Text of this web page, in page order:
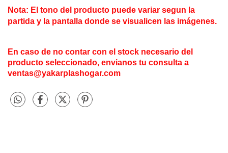
Nota: El tono del producto puede variar segun la
partida y la pantalla donde se visualicen las imágenes.
En caso de no contar con el stock necesario del
producto seleccionado, envianos tu consulta a
ventas@yakarplashogar.com